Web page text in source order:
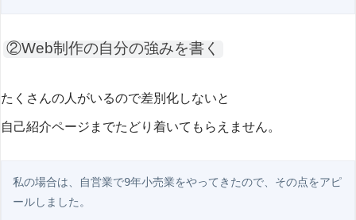
②Web制作の自分の強みを書く
たくさんの人がいるので差別化しないと
自己紹介ページまでたどり着いてもらえません。
私の場合は、自営業で9年小売業をやってきたので、その点をアピ
ールしました。